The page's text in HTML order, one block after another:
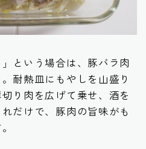
という場合は、豚バラ肉
耐熱皿にもやしを山盛り
り肉を広げて乗せ、酒を
だけで、豚肉の旨味がも